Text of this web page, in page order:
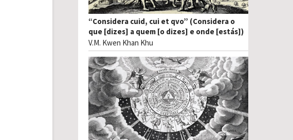
“Considera cuid, cui et qvo” (Considera o
que [dizes] a quem [o dizes] e onde [estás])
V.M. Kwen Khan Khu